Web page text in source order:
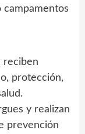
campamentos
reciben
protección,
y realizan
prevención